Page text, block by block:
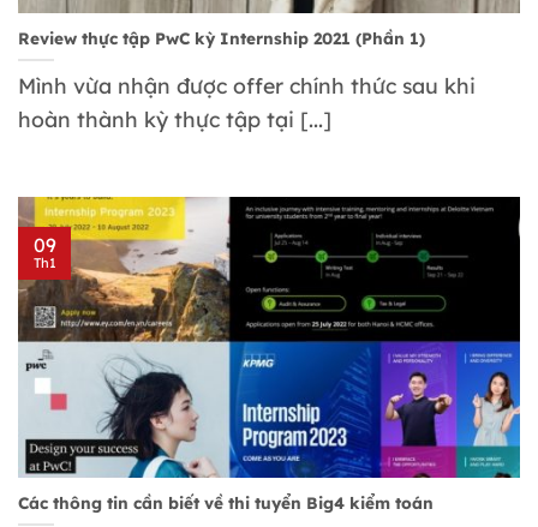
Review thực tập PwC kỳ Internship 2021 (Phần 1)
Mình vừa nhận được offer chính thức sau khi
hoàn thành kỳ thực tập tại [...]
Các thông tin cần biết về thi tuyển Big4 kiểm toán
09
Th1